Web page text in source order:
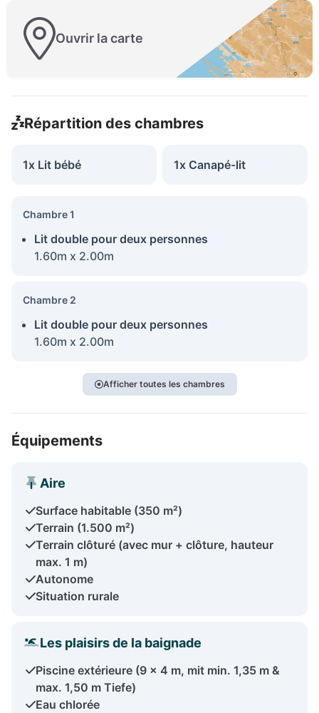
Ouvrir la carte
Répartition des chambres
1x Lit bébé 1x Canapé-lit
Chambre 1
Lit double pour deux personnes
1.60m x 2.00m
Chambre 2
Lit double pour deux personnes
1.60m x 2.00m
Afficher toutes les chambres
Équipements
Aire
Surface habitable (350 m²)
Terrain (1.500 m²)
Terrain clôturé (avec mur + clôture, hauteur
max. 1 m)
Autonome
Situation rurale
Les plaisirs de la baignade
Piscine extérieure (9 x 4 m, mit min. 1,35 m &
max. 1,50 m Tiefe)
Eau chlorée